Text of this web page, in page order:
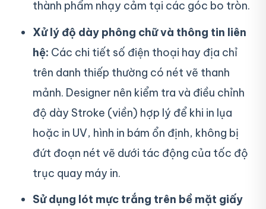
thành phẩm nhạy cảm tại các góc bo tròn.
Xử lý độ dày phông chữ và thông tin liên
hệ: Các chi tiết số điện thoại hay địa chỉ
trên danh thiếp thường có nét vẽ thanh
mảnh. Designer nên kiểm tra và điều chỉnh
độ dày Stroke (viền) hợp lý để khi in lụa
hoặc in UV, hình in bám ổn định, không bị
đứt đoạn nét vẽ dưới tác động của tốc độ
trục quay máy in.
Sử dụng lót mực trắng trên bề mặt giấy